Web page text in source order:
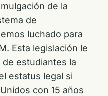
de la
de
luchado para
Esta legislación le
estudiantes la
estatus legal si
con 15 años